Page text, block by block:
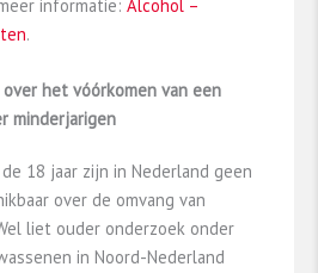
informatie: Alcohol –
.
het vóórkomen van een
minderjarigen
18 jaar zijn in Nederland geen
over de omvang van
liet ouder onderzoek onder
in Noord-Nederland